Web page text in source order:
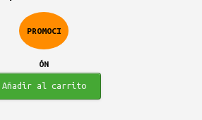
PROMOCI
ÓN
$1.509.900.
Añadir al carrito